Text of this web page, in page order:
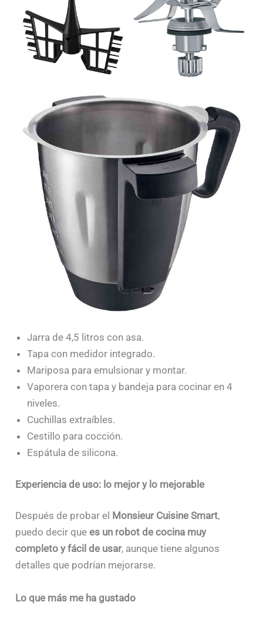
Jarra de 4,5 litros con asa.
Tapa con medidor integrado.
Mariposa para emulsionar y montar.
Vaporera con tapa y bandeja para cocinar en 4
niveles.
Cuchillas extraíbles.
Cestillo para cocción.
Espátula de silicona.
Experiencia de uso: lo mejor y lo mejorable
Después de probar el Monsieur Cuisine Smart,
puedo decir quees un robot de cocina muy
completo y fácil de usar, aunque tiene algunos
detalles que podrían mejorarse.
Lo que más me ha gustado